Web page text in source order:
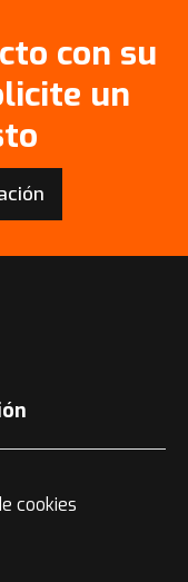
con su
un
cookies